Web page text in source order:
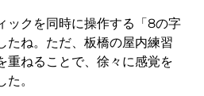
ックを同時に操作する「8の字
たね。ただ、板橋の屋内練習
重ねることで、徐々に感覚を
。